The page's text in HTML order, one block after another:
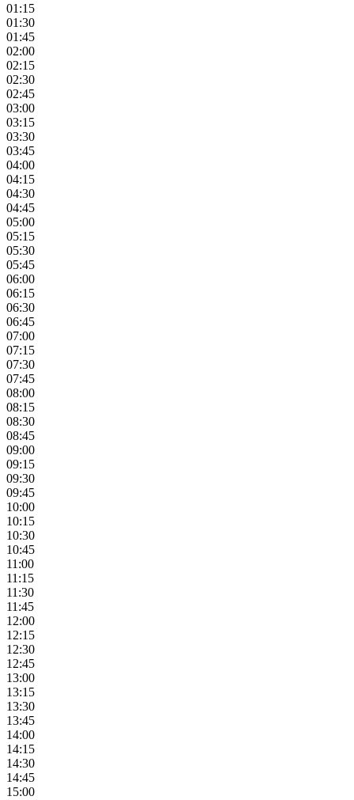
01:15
01:30
01:45
02:00
02:15
02:30
02:45
03:00
03:15
03:30
03:45
04:00
04:15
04:30
04:45
05:00
05:15
05:30
05:45
06:00
06:15
06:30
06:45
07:00
07:15
07:30
07:45
08:00
08:15
08:30
08:45
09:00
09:15
09:30
09:45
10:00
10:15
10:30
10:45
11:00
11:15
11:30
11:45
12:00
12:15
12:30
12:45
13:00
13:15
13:30
13:45
14:00
14:15
14:30
14:45
15:00